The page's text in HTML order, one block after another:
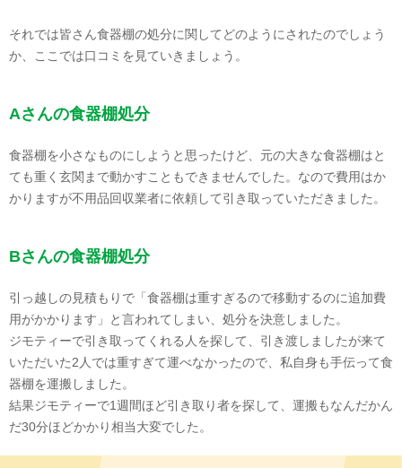
それでは皆さん食器棚の処分に関してどのようにされたのでしょう
か、ここでは口コミを見ていきましょう。
Aさんの食器棚処分
食器棚を小さなものにしようと思ったけど、元の大きな食器棚はと
ても重く玄関まで動かすこともできませんでした。なので費用はか
かりますが不用品回収業者に依頼して引き取っていただきました。
Bさんの食器棚処分
引っ越しの見積もりで「食器棚は重すぎるので移動するのに追加費
用がかかります」と言われてしまい、処分を決意しました。
ジモティーで引き取ってくれる人を探して、引き渡しましたが来て
いただいた2人では重すぎて運べなかったので、私自身も手伝って食
器棚を運搬しました。
結果ジモティーで1週間ほど引き取り者を探して、運搬もなんだかん
だ30分ほどかかり相当大変でした。